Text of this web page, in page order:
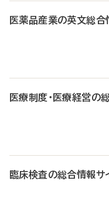
医薬品産業の英文総合
医療制度・医療経営の
臨床検査の総合情報サ